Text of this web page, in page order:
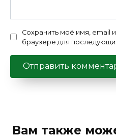
Сохранить моё имя, email
браузере для
Вам также